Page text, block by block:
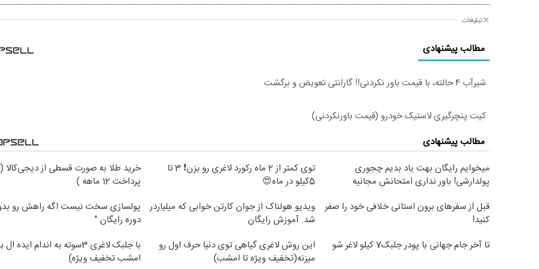
تبلیغات
مطالب پیشنهادی
شیر‌آب ۴ حالته، با قیمت باور نکردنی!! گارانتی تعویض و برگشت
کیت پنچرگیری لاستیک خودرو (قیمت باورنکردنی)
مطالب پیشنهادی
میخوایم رایگان بهت یاد بدیم چجوری
پولدارشی! باور نداری امتحانش مجانیه
توی کمتر از 2 ماه رکورد لاغری رو بزن❗ 3 تا
5کیلو در ماه😍
خرید طلا به صورت قسطی از دیجی‌کالا (
پرداخت 12 ماهه )
قبل از سفرهای برون استانی خلافی خود را صفر
کنید!
ویدیو هولناک از جوان کارتن خوابی که میلیاردر
شد. آموزش رایگان
پولسازی سخت نیست اگه راهش رو
دوره رایگان "
تا آخر جام جهانی با پودر جلبک7 کیلو لاغر شو
این روش لاغری گیاهی توی دنیا حرف اول رو
میزنه(تخفیف ویژه تا امشب)
با جلبک لاغری 3سوته به اندام
امشب تخفیف ویژه)